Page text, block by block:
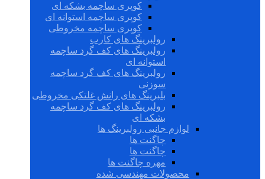
کوپری ساچمه بشکه ای
کوپری ساچمه استوانه ای
کوپری ساچمه مخروطی
رولبرینگ های کارب
رولبرینگ های کف گرد ساچمه
استوانه ای
رولبرینگ های کف گرد ساچمه
سوزنی
بلبرینگ های رانش غلتکی مخروطی
رولبرینگ های کف گرد ساچمه
بشکه ای
لوازم جانبی رولبرینگ ها
چاگنت ها
چاگنت ها
مهره چاگنت ها
محصولات مهندسی شده